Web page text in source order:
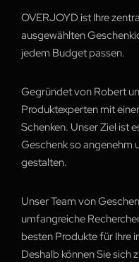
OVERJOYD ist Ihre
ausgewählten
jedem Budget passen.
Gegründet von Robert
Produktexperten mit
Schenken. Unser Ziel ist
Geschenk so angenehm
gestalten.
Unser Team von
umfangreiche
besten Produkte für Ihre
Deshalb können Sie sich